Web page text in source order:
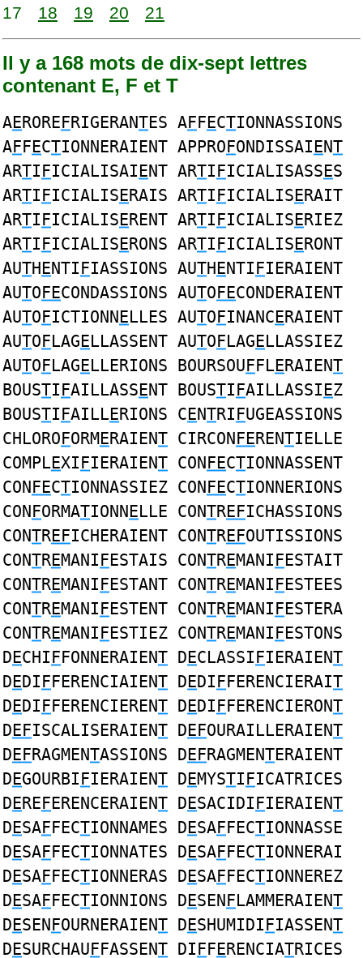
17
18 19 20 21
Il y a 168 mots de dix-sept lettres
contenant E, F et T
AEROREFRIGERANTES AFFECTIONNASSIONS
AFFECTIONNERAIENT APPROFONDISSAIENT
ARTIFICIALISAIENT ARTIFICIALISASSES
ARTIFICIALISERAIS ARTIFICIALISERAIT
ARTIFICIALISERENT ARTIFICIALISERIEZ
ARTIFICIALISERONS ARTIFICIALISERONT
AUTHENTIFIASSIONS AUTHENTIFIERAIENT
AUTOFECONDASSIONS AUTOFECONDERAIENT
AUTOFICTIONNELLES AUTOFINANCERAIENT
AUTOFLAGELLASSENT AUTOFLAGELLASSIEZ
AUTOFLAGELLERIONS BOURSOUFFLERAIENT
BOUSTIFAILLASSENT BOUSTIFAILLASSIEZ
BOUSTIFAILLERIONS CENTRIFUGEASSIONS
CHLOROFORMERAIENT CIRCONFERENTIELLE
COMPLEXIFIERAIENT CONFECTIONNASSENT
CONFECTIONNASSIEZ CONFECTIONNERIONS
CONFORMATIONNELLE CONTREFICHASSIONS
CONTREFICHERAIENT CONTREFOUTISSIONS
CONTREMANIFESTAIS CONTREMANIFESTAIT
CONTREMANIFESTANT CONTREMANIFESTEES
CONTREMANIFESTENT CONTREMANIFESTERA
CONTREMANIFESTIEZ CONTREMANIFESTONS
DECHIFFONNERAIENT DECLASSIFIERAIENT
DEDIFFERENCIAIENT DEDIFFERENCIERAIT
DEDIFFERENCIERENT DEDIFFERENCIERONT
DEFISCALISERAIENT DEFOURAILLERAIENT
DEFRAGMENTASSIONS DEFRAGMENTERAIENT
DEGOURBIFIERAIENT DEMYSTIFICATRICES
DEREFERENCERAIENT DESACIDIFIERAIENT
DESAFFECTIONNAMES DESAFFECTIONNASSE
DESAFFECTIONNATES DESAFFECTIONNERAI
DESAFFECTIONNERAS DESAFFECTIONNEREZ
DESAFFECTIONNIONS DESENFLAMMERAIENT
DESENFOURNERAIENT DESHUMIDIFIASSENT
DESURCHAUFFASSENT DIFFERENCIATRICES